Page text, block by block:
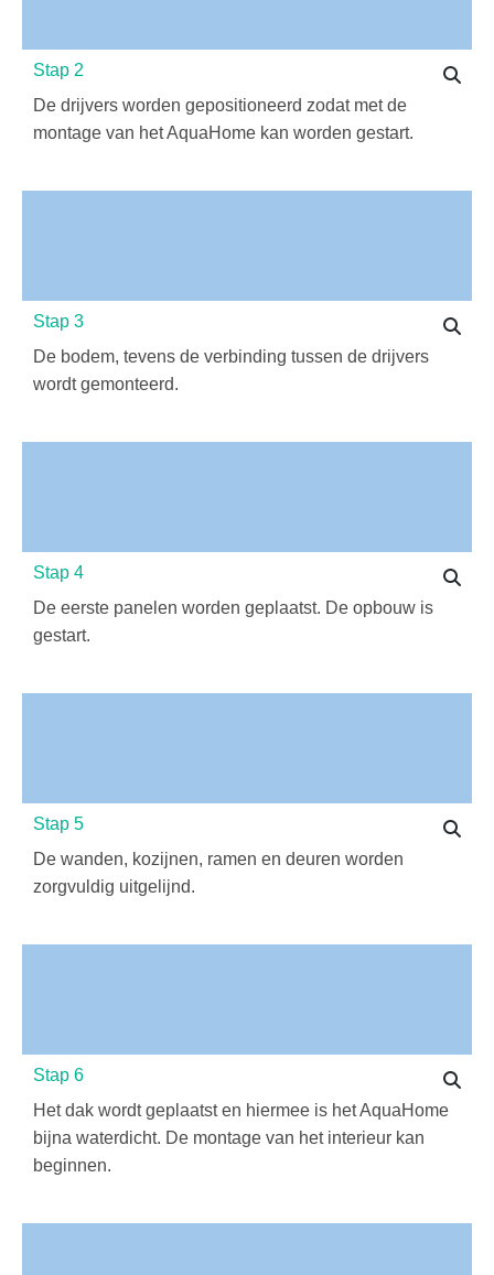
Stap 2
De drijvers worden gepositioneerd zodat met de
montage van het AquaHome kan worden gestart.
Stap 3
De bodem, tevens de verbinding tussen de drijvers
wordt gemonteerd.
Stap 4
De eerste panelen worden geplaatst. De opbouw is
gestart.
Stap 5
De wanden, kozijnen, ramen en deuren worden
zorgvuldig uitgelijnd.
Stap 6
Het dak wordt geplaatst en hiermee is het AquaHome
bijna waterdicht. De montage van het interieur kan
beginnen.